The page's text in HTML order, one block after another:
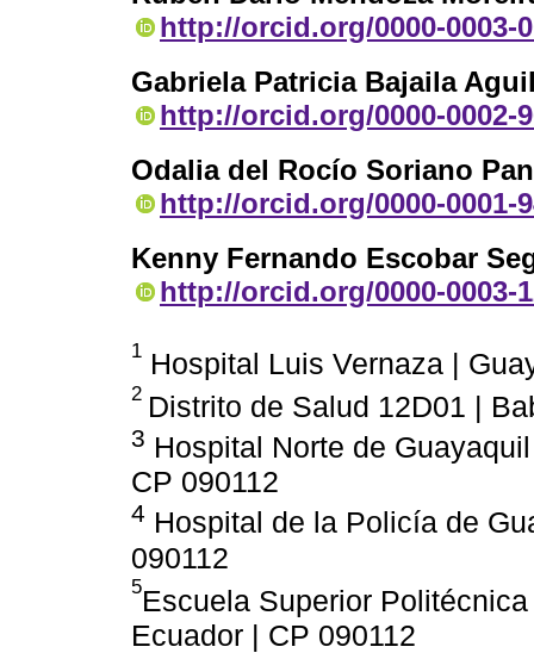
http://orcid.org/0000-0003-
Gabriela Patricia Bajaila
http://orcid.org/0000-0002-
Odalia del Rocío Soriano
http://orcid.org/0000-0001-
Kenny Fernando Escobar
http://orcid.org/0000-0003-
1 Hospital Luis Vernaza |
2 Distrito de Salud 12D01 |
3 Hospital Norte de
CP 090112
4 Hospital de la Policía de
090112
5Escuela Superior
Ecuador | CP 090112